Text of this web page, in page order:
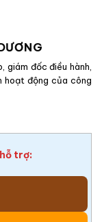
giám đốc điều hành,
hoạt động của công
trợ: